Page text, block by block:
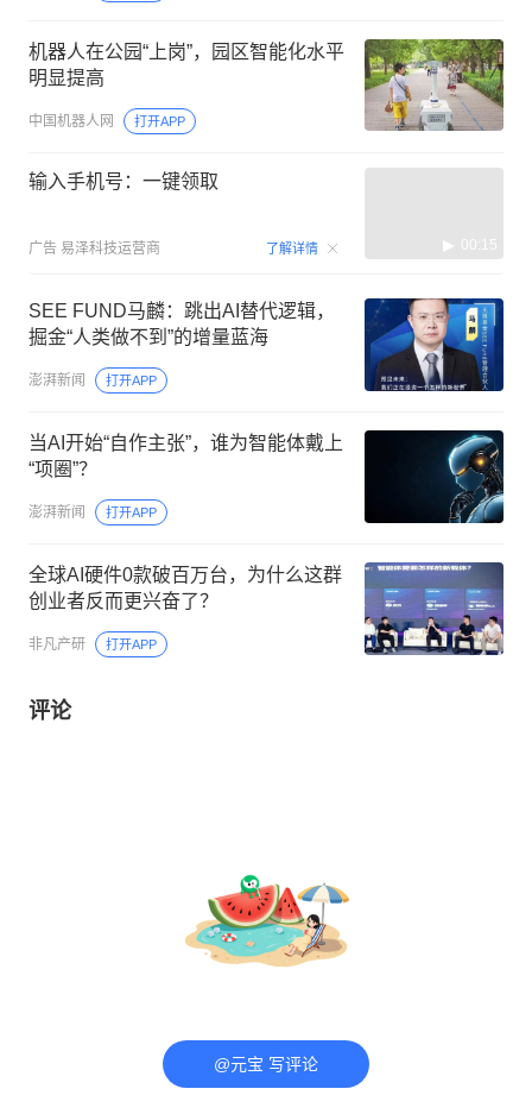
机器人在公园“上岗”，园区智能化水平
明显提高
中国机器人网 打开APP
输入手机号：一键领取
广告 易泽科技运营商 了解详情 00:15
SEE FUND马麟：跳出AI替代逻辑，
掘金“人类做不到”的增量蓝海
澎湃新闻 打开APP
当AI开始“自作主张”，谁为智能体戴上
“项圈”？
澎湃新闻 打开APP
全球AI硬件0款破百万台，为什么这群
创业者反而更兴奋了？
非凡产研 打开APP
评论
@元宝 写评论